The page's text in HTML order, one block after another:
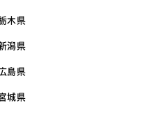
木県
潟県
島県
城県